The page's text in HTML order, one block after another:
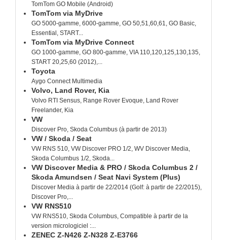
TomTom GO Mobile (Android)
TomTom via MyDrive
GO 5000-gamme, 6000-gamme, GO 50,51,60,61, GO Basic,
Essential, START...
TomTom via MyDrive Connect
GO 1000-gamme, GO 800-gamme, VIA 110,120,125,130,135,
START 20,25,60 (2012),...
Toyota
Aygo Connect Multimedia
Volvo, Land Rover, Kia
Volvo RTI Sensus, Range Rover Evoque, Land Rover
Freelander, Kia
VW
Discover Pro, Skoda Columbus (à partir de 2013)
VW / Skoda / Seat
VW RNS 510, VW Discover PRO 1/2, WV Discover Media,
Skoda Columbus 1/2, Skoda...
VW Discover Media & PRO / Skoda Columbus 2 /
Skoda Amundsen / Seat Navi System (Plus)
Discover Media à partir de 22/2014 (Golf: à partir de 22/2015),
Discover Pro,...
VW RNS510
VW RNS510, Skoda Columbus, Compatible à partir de la
version micrologiciel :...
ZENEC Z-N426 Z-N328 Z-E3766